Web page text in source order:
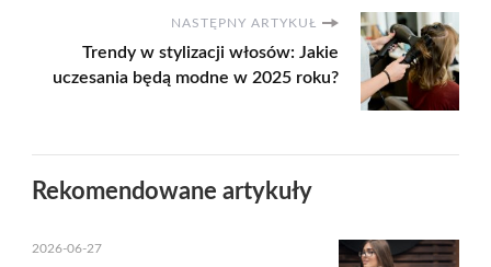
NASTĘPNY ARTYKUŁ
Trendy w stylizacji włosów: Jakie
uczesania będą modne w 2025 roku?
Rekomendowane artykuły
2026-06-27